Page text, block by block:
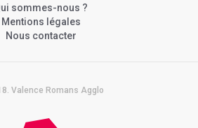
sommes-nous ?
Mentions légales
Nous contacter
Valence Romans Agglo